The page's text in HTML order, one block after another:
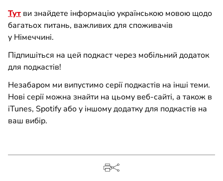
Тут ви знайдете інформацію українською мовою щодо
багатьох питань, важливих для споживачів
у Німеччині.
Підпишіться на цей подкаст через мобільний додаток
для подкастів!
Незабаром ми випустимо серії подкастів на інші теми.
Нові серії можна знайти на цьому веб-сайті, а також в
iTunes, Spotify або у іншому додатку для подкастів на
ваш вибір.